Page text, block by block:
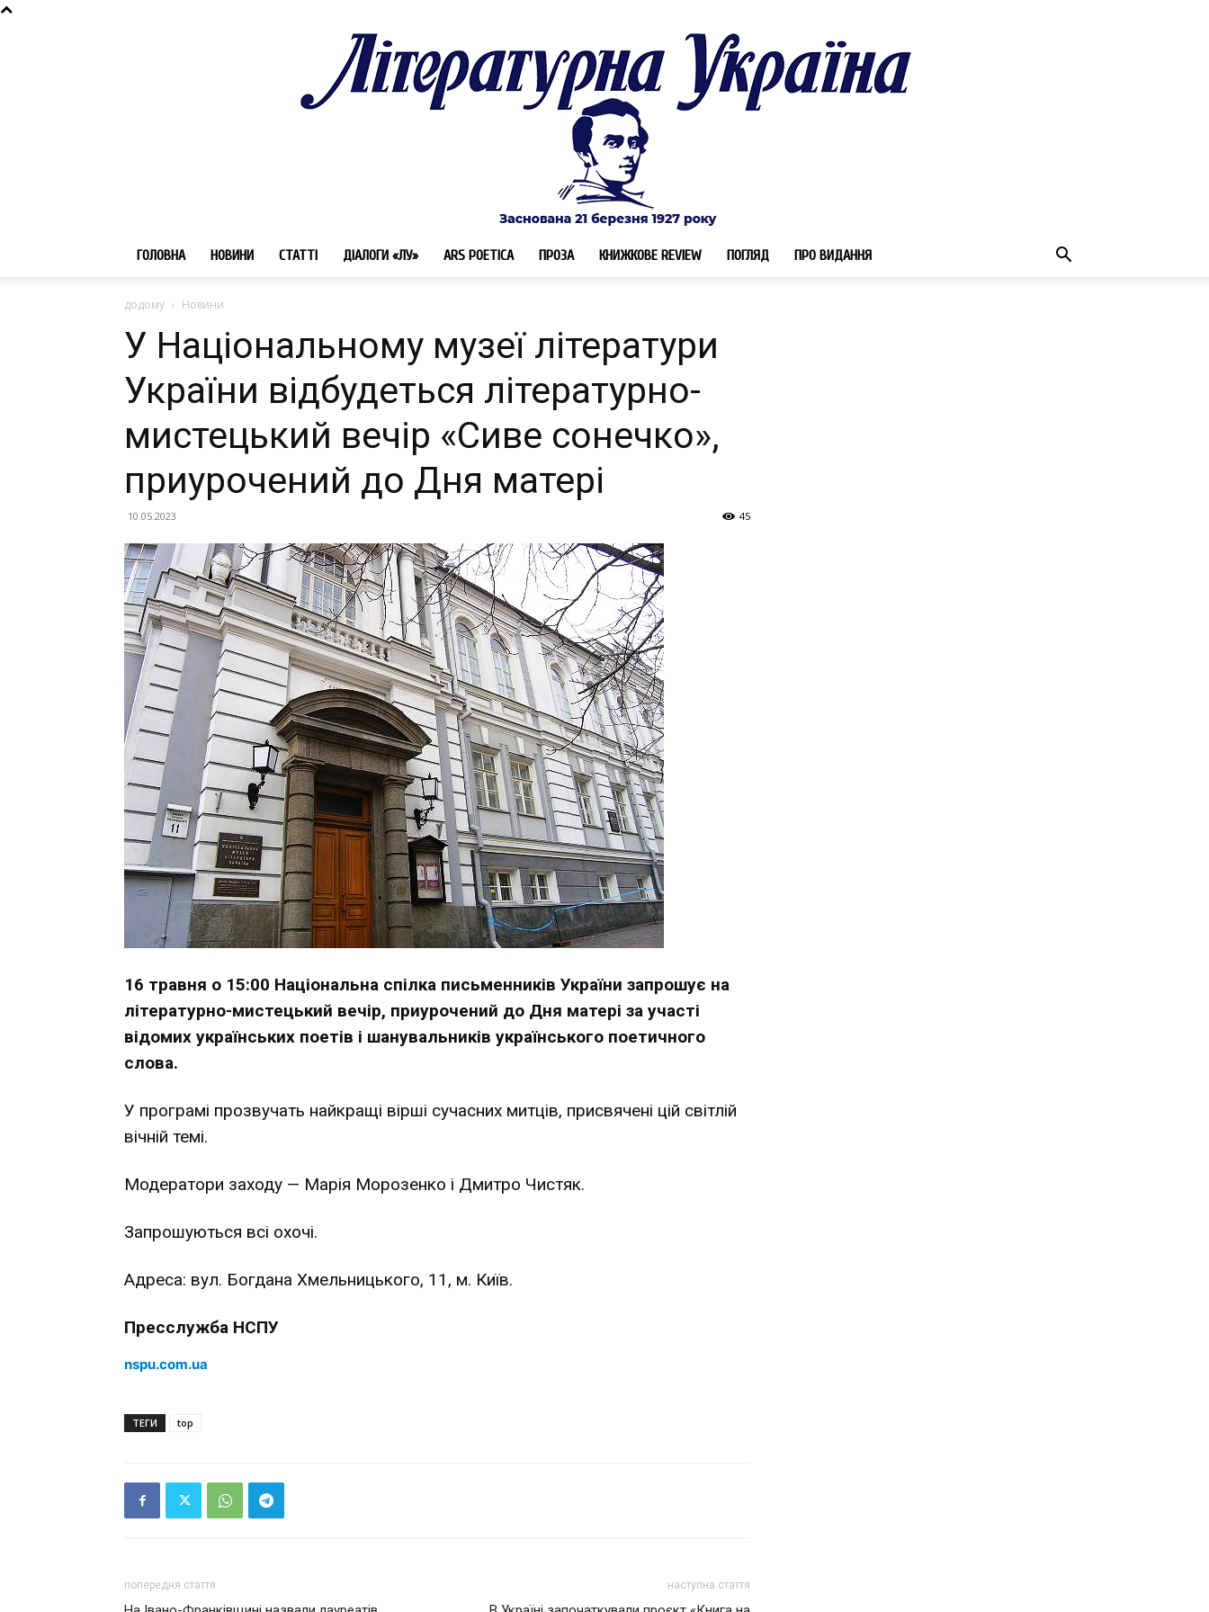
Україна
Літукраїна
ГОЛОВНА НОВИНИ СТАТТІ ДІАЛОГИ «ЛУ» ARS POETICA ПРОЗА КНИЖКОВЕ REVIEW ПОГЛЯД ПРО ВИДАННЯ
додому Новини
У Національному музеї літератури
України відбудеться літературно-
мистецький вечір «Сиве сонечко»,
приурочений до Дня матері
10.05.2023 45
16 травня о 15:00 Національна спілка письменників України запрошує на
літературно-мистецький вечір, приурочений до Дня матері за участі
відомих українських поетів і шанувальників українського поетичного
слова.
У програмі прозвучать найкращі вірші сучасних митців, присвячені цій світлій
вічній темі.
Модератори заходу — Марія Морозенко і Дмитро Чистяк.
Запрошуються всі охочі.
Адреса: вул. Богдана Хмельницького, 11, м. Київ.
Пресслужба НСПУ
nspu.com.ua
ТЕГИ top
попередня стаття наступна стаття